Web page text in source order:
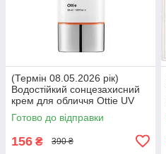
(Термін 08.05.2026 рік)
Водостійкий сонцезахисний
крем для обличчя Ottie UV
Defense Sun Fluid
SPF43/PA++ 50м
Готово до відправки
156 ₴ 390 ₴